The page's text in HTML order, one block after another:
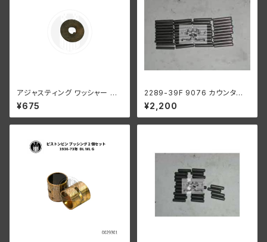
アジャスティング ワッシャー ハ
ーレーダビッドソン 全スプリン
ガーモデル パーカーライズド
¥675
2289-39F 9076 カウンター
シャフト ロングローラー 1ギア
ボックス用 .0004オーバーサイ
ズ
¥2,200